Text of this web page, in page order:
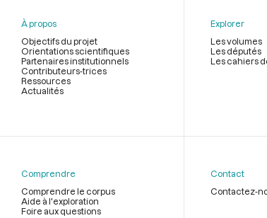
page
À propos
Objectifs du projet
Orientations scientifiques
Partenaires institutionnels
Contributeurs-trices
Ressources
Actualités
Explorer
Les volumes
Les députés
Les cahiers
Comprendre
Comprendre le corpus
Aide à l'exploration
Foire aux questions
Contact
Contactez-